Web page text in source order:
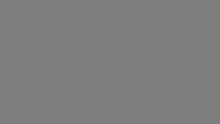
Dersom du er
holdbart gulv i